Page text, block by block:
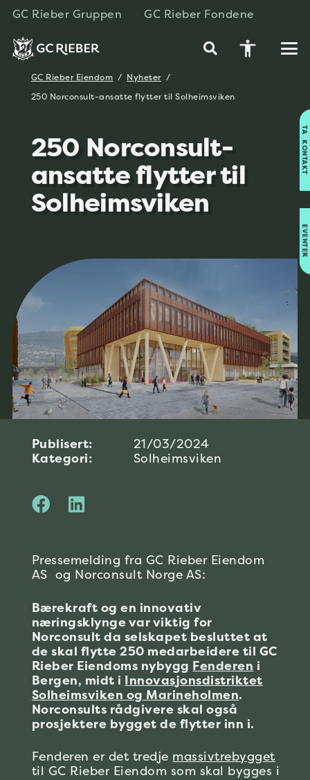
GC Rieber Gruppen GC Rieber Fondene
accessibility
GC Rieber Eiendom / Nyheter /
250 Norconsult-ansatte flytter til Solheimsviken
250 Norconsult-
ansatte flytter til
Solheimsviken
Publisert:
21/03/2024
Kategori:
Solheimsviken
Pressemelding fra GC Rieber Eiendom
AS og Norconsult Norge AS:
Bærekraft og en innovativ
næringsklynge var viktig for
Norconsult da selskapet besluttet at
de skal flytte 250 medarbeidere til GC
Rieber Eiendoms nybygg Fenderen i
Bergen, midt i Innovasjonsdistriktet
Solheimsviken og Marineholmen.
Norconsults rådgivere skal også
prosjektere bygget de flytter inn i.
Fenderen er det tredje massivtrebygget
til GC Rieber Eiendom som skal bygges i
TA KONTAKT
EVENTER